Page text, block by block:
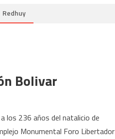
Redhuy
Bolivar
los 236 años del natalicio de
Monumental Foro Libertador